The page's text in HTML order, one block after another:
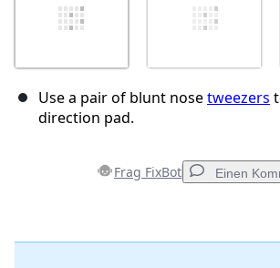
Use a pair of blunt nosetweezers
direction pad.
Frag FixBot Einen